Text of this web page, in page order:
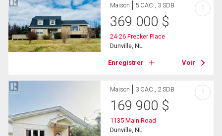
Maison 5 CAC , 3 SDB
369 000 $
24-26 Frecker Place
Dunville, NL
Enregistrer Voir
?
Maison 3 CAC , 2 SDB
169 900 $
1135 Main Road
Dunville, NL
?